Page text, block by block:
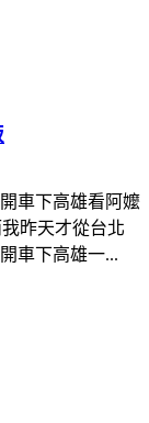
車下高雄看阿嬤
昨天才從台北
車下高雄一...